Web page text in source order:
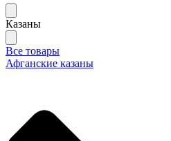
Казаны
Все товары
Афганские казаны